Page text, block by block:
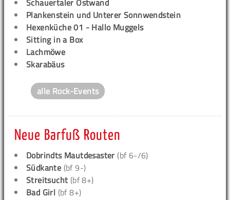
Schauertaler Ostwand
Plankenstein und Unterer Sonnwendstein
Hexenküche 01 - Hallo Muggels
Sitting in a Box
Lachmöwe
Skarabäus
alle Rock-Events
Neue Barfuß Routen
Dobrindts Mautdesaster (bf 6-/6)
Südkante (bf 9-)
Streitsucht (bf 8+)
Bad Girl (bf 8+)